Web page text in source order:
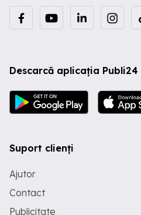
Descarcă aplicația Publi24
Suport clienți
Ajutor
Contact
Publicitate